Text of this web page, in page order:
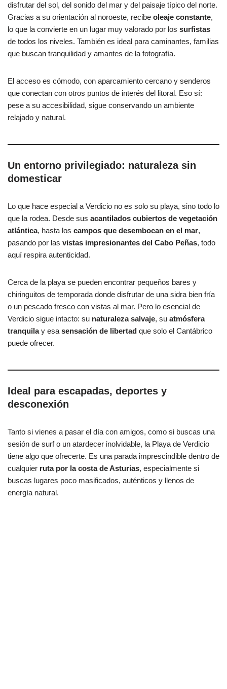
disfrutar del sol, del sonido del mar y del paisaje típico del norte.
Gracias a su orientación al noroeste, recibe oleaje constante,
lo que la convierte en un lugar muy valorado por los surfistas
de todos los niveles. También es ideal para caminantes, familias
que buscan tranquilidad y amantes de la fotografía.
El acceso es cómodo, con aparcamiento cercano y senderos
que conectan con otros puntos de interés del litoral. Eso sí:
pese a su accesibilidad, sigue conservando un ambiente
relajado y natural.
Un entorno privilegiado: naturaleza sin
domesticar
Lo que hace especial a Verdicio no es solo su playa, sino todo lo
que la rodea. Desde sus acantilados cubiertos de vegetación
atlántica, hasta los campos que desembocan en el mar,
pasando por las vistas impresionantes del Cabo Peñas, todo
aquí respira autenticidad.
Cerca de la playa se pueden encontrar pequeños bares y
chiringuitos de temporada donde disfrutar de una sidra bien fría
o un pescado fresco con vistas al mar. Pero lo esencial de
Verdicio sigue intacto: su naturaleza salvaje, su atmósfera
tranquilay esa sensación de libertad que solo el Cantábrico
puede ofrecer.
Ideal para escapadas, deportes y
desconexión
Tanto si vienes a pasar el día con amigos, como si buscas una
sesión de surf o un atardecer inolvidable, la Playa de Verdicio
tiene algo que ofrecerte. Es una parada imprescindible dentro de
cualquier ruta por la costa de Asturias, especialmente si
buscas lugares poco masificados, auténticos y llenos de
energía natural.